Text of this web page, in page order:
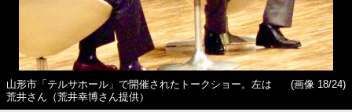
山形市「テルサホール」で開催されたトークショー。左は
荒井さん（荒井幸博さん提供）
(画像 18/24)